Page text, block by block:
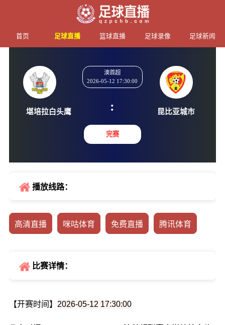
首页 足球直播 篮球直播 足球录像 足球新闻
堪培拉白头鹰
澳首超
2026-05-12 17:30:00
:
完赛
播放线路：
高清直播 咪咕体育 免费直播 腾讯体育
比赛详情：
【开赛时间】 2026-05-12 17:30:00